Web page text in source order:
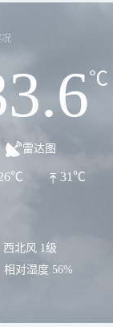
况
℃
雷达图
31℃
西北风 1级
相对湿度 56%